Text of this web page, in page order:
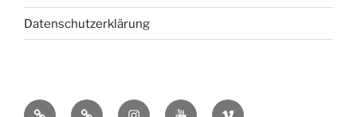
Datenschutzerklärung
bsky MastadonInstagramYou Vimeo